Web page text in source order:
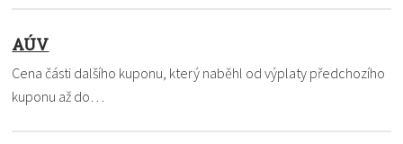
AÚV
Cena části dalšího kuponu, který naběhl od výplaty předchozího
kuponu až do…